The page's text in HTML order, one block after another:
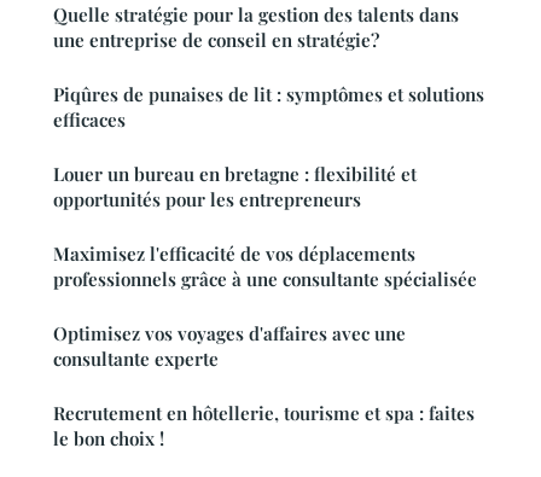
Quelle stratégie pour la gestion des talents dans
une entreprise de conseil en stratégie?
Piqûres de punaises de lit : symptômes et solutions
efficaces
Louer un bureau en bretagne : flexibilité et
opportunités pour les entrepreneurs
Maximisez l'efficacité de vos déplacements
professionnels grâce à une consultante spécialisée
Optimisez vos voyages d'affaires avec une
consultante experte
Recrutement en hôtellerie, tourisme et spa : faites
le bon choix !